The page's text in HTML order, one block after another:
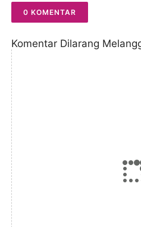
0 KOMENTAR
Komentar Dilarang